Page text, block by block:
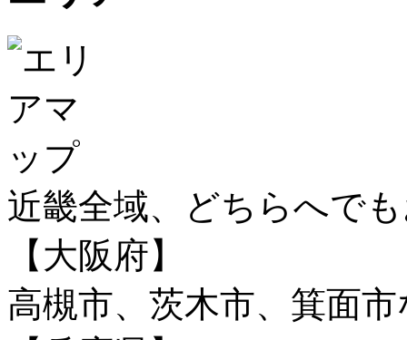
近畿全域、どちらへで
【大阪府】
高槻市、茨木市、箕面